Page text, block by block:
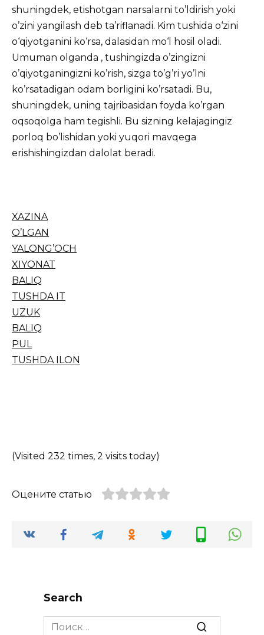
shuningdek, etishotgan narsalarni to’ldirish yoki
o’zini yangilash deb ta’riflanadi. Kim tushida o‘zini
o‘qiyotganini ko‘rsa, dalasidan mo‘l hosil oladi.
Umuman olganda , tushingizda o’zingizni
o’qiyotganingizni ko’rish, sizga to’g’ri yo’lni
ko’rsatadigan odam borligini ko’rsatadi. Bu,
shuningdek, uning tajribasidan foyda ko’rgan
oqsoqolga ham tegishli. Bu sizning kelajagingiz
porloq bo’lishidan yoki yuqori mavqega
erishishingizdan dalolat beradi.
XAZINA
O’LGAN
YALONG’OCH
XIYONAT
BALIQ
TUSHDA IT
UZUK
BALIQ
PUL
TUSHDA ILON
(Visited 232 times, 2 visits today)
Оцените статью
Search
Search